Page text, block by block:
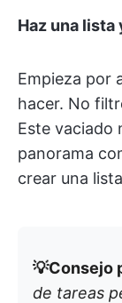
Haz una
Empieza por
hacer. No
Este vaciado
panorama
crear una
💡Consejo
de tareas